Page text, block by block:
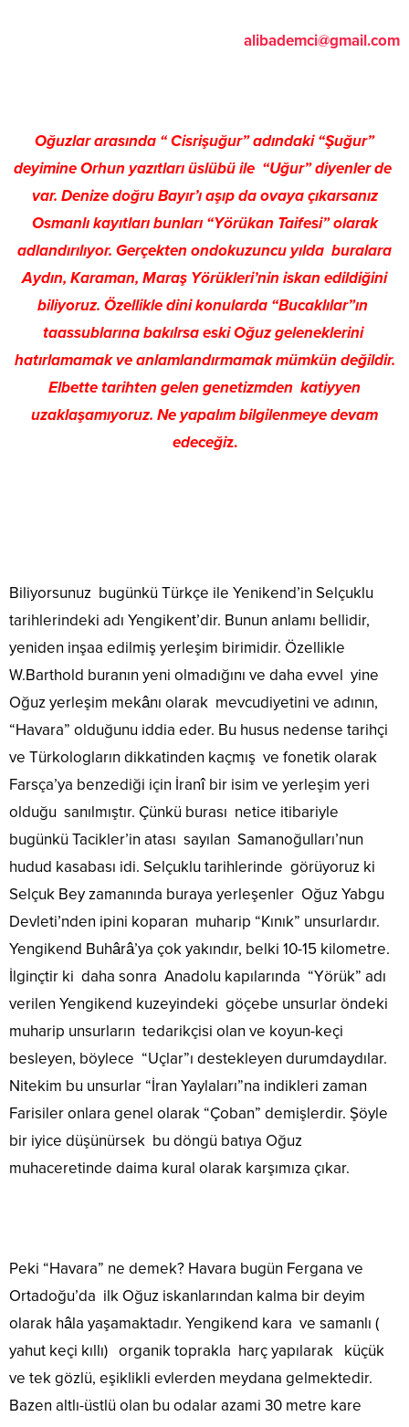
alibademci@gmail.com
Oğuzlar arasında “ Cisrişuğur” adındaki “Şuğur”
deyimine Orhun yazıtları üslübü ile “Uğur” diyenler de
var. Denize doğru Bayır’ı aşıp da ovaya çıkarsanız
Osmanlı kayıtları bunları “Yörükan Taifesi” olarak
adlandırılıyor. Gerçekten ondokuzuncu yılda buralara
Aydın, Karaman, Maraş Yörükleri’nin iskan edildiğini
biliyoruz. Özellikle dini konularda “Bucaklılar”ın
taassublarına bakılrsa eski Oğuz geleneklerini
hatırlamamak ve anlamlandırmamak mümkün değildir.
Elbette tarihten gelen genetizmden katiyyen
uzaklaşamıyoruz. Ne yapalım bilgilenmeye devam
edeceğiz.
Biliyorsunuz bugünkü Türkçe ile Yenikend’in Selçuklu
tarihlerindeki adı Yengikent’dir. Bunun anlamı bellidir,
yeniden inşaa edilmiş yerleşim birimidir. Özellikle
W.Barthold buranın yeni olmadığını ve daha evvel yine
Oğuz yerleşim mekânı olarak mevcudiyetini ve adının,
“Havara” olduğunu iddia eder. Bu husus nedense tarihçi
ve Türkologların dikkatinden kaçmış ve fonetik olarak
Farsça’ya benzediği için İranî bir isim ve yerleşim yeri
olduğu sanılmıştır. Çünkü burası netice itibariyle
bugünkü Tacikler’in atası sayılan Samanoğulları’nun
hudud kasabası idi. Selçuklu tarihlerinde görüyoruz ki
Selçuk Bey zamanında buraya yerleşenler Oğuz Yabgu
Devleti’nden ipini koparan muharip “Kınık” unsurlardır.
Yengikend Buhârâ’ya çok yakındır, belki 10-15 kilometre.
İlginçtir ki daha sonra Anadolu kapılarında “Yörük” adı
verilen Yengikend kuzeyindeki göçebe unsurlar öndeki
muharip unsurların tedarikçisi olan ve koyun-keçi
besleyen, böylece “Uçlar”ı destekleyen durumdaydılar.
Nitekim bu unsurlar “İran Yaylaları”na indikleri zaman
Farisiler onlara genel olarak “Çoban” demişlerdir. Şöyle
bir iyice düşünürsek bu döngü batıya Oğuz
muhaceretinde daima kural olarak karşımıza çıkar.
Peki “Havara” ne demek? Havara bugün Fergana ve
Ortadoğu’da ilk Oğuz iskanlarından kalma bir deyim
olarak hâla yaşamaktadır. Yengikend kara ve samanlı (
yahut keçi kıllı) organik toprakla harç yapılarak küçük
ve tek gözlü, eşiklikli evlerden meydana gelmektedir.
Bazen altlı-üstlü olan bu odalar azami 30 metre kare